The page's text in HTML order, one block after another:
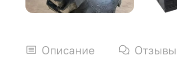
Описание Отзывы